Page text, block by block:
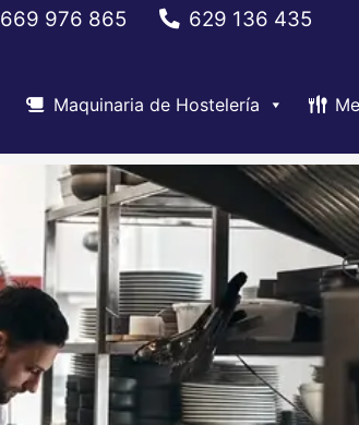
669 976 865 629 136 435
Maquinaria de Hostelería